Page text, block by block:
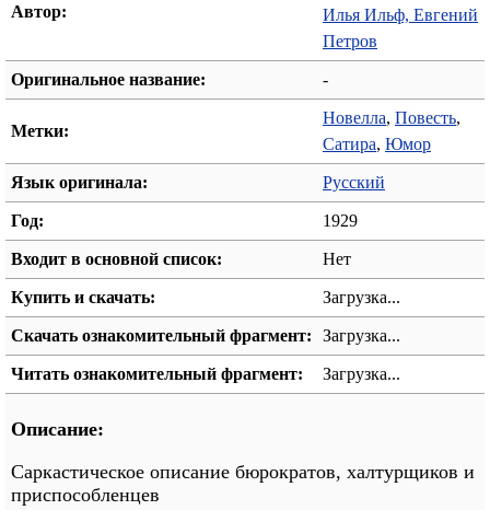
Автор:
Илья Ильф, Евгений
Петров
Оригинальное название: -
Метки:
Новелла, Повесть,
Сатира, Юмор
Язык оригинала: Русский
Год: 1929
Входит в основной список: Нет
Купить и скачать: Загрузка...
Скачать ознакомительный фрагмент: Загрузка...
Читать ознакомительный фрагмент: Загрузка...
Описание:
Саркастическое описание бюрократов, халтурщиков и
приспособленцев